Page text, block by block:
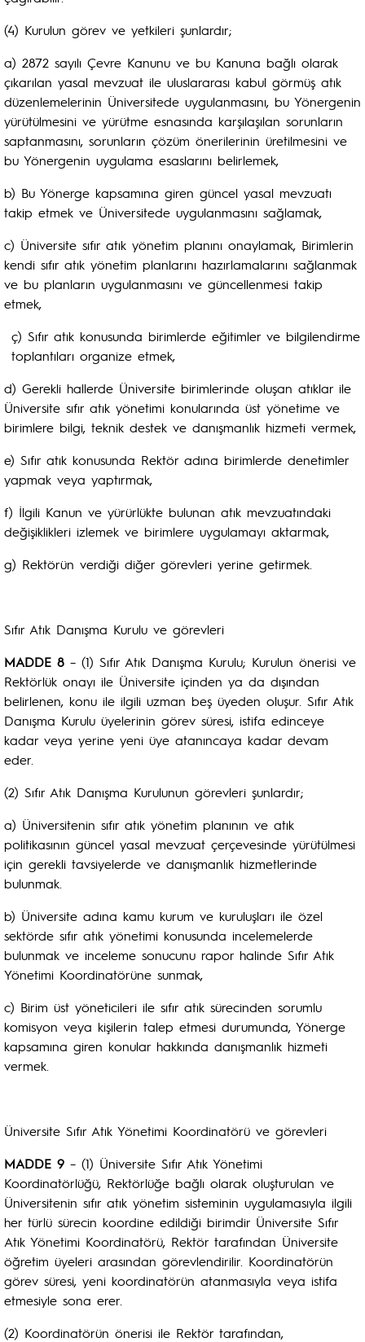
(4) Kurulun görev ve yetkileri şunlardır;
a) 2872 sayılı Çevre Kanunu ve bu Kanuna bağlı olarak
çıkarılan yasal mevzuat ile uluslararası kabul görmüş atık
düzenlemelerinin Üniversitede uygulanmasını, bu Yönergenin
yürütülmesini ve yürütme esnasında karşılaşılan sorunların
saptanmasını, sorunların çözüm önerilerinin üretilmesini ve
bu Yönergenin uygulama esaslarını belirlemek,
b) Bu Yönerge kapsamına giren güncel yasal mevzuatı
takip etmek ve Üniversitede uygulanmasını sağlamak,
c) Üniversite sıfır atık yönetim planını onaylamak, Birimlerin
kendi sıfır atık yönetim planlarını hazırlamalarını sağlanmak
ve bu planların uygulanmasını ve güncellenmesi takip
etmek,
ç) Sıfır atık konusunda birimlerde eğitimler ve bilgilendirme
toplantıları organize etmek,
d) Gerekli hallerde Üniversite birimlerinde oluşan atıklar ile
Üniversite sıfır atık yönetimi konularında üst yönetime ve
birimlere bilgi, teknik destek ve danışmanlık hizmeti vermek,
e) Sıfır atık konusunda Rektör adına birimlerde denetimler
yapmak veya yaptırmak,
f) İlgili Kanun ve yürürlükte bulunan atık mevzuatındaki
değişiklikleri izlemek ve birimlere uygulamayı aktarmak,
g) Rektörün verdiği diğer görevleri yerine getirmek.
Sıfır Atık Danışma Kurulu ve görevleri
MADDE 8 – (1) Sıfır Atık Danışma Kurulu; Kurulun önerisi ve
Rektörlük onayı ile Üniversite içinden ya da dışından
belirlenen, konu ile ilgili uzman beş üyeden oluşur. Sıfır Atık
Danışma Kurulu üyelerinin görev süresi, istifa edinceye
kadar veya yerine yeni üye atanıncaya kadar devam
eder.
(2) Sıfır Atık Danışma Kurulunun görevleri şunlardır;
a) Üniversitenin sıfır atık yönetim planının ve atık
politikasının güncel yasal mevzuat çerçevesinde yürütülmesi
için gerekli tavsiyelerde ve danışmanlık hizmetlerinde
bulunmak.
b) Üniversite adına kamu kurum ve kuruluşları ile özel
sektörde sıfır atık yönetimi konusunda incelemelerde
bulunmak ve inceleme sonucunu rapor halinde Sıfır Atık
Yönetimi Koordinatörüne sunmak,
c) Birim üst yöneticileri ile sıfır atık sürecinden sorumlu
komisyon veya kişilerin talep etmesi durumunda, Yönerge
kapsamına giren konular hakkında danışmanlık hizmeti
vermek.
Üniversite Sıfır Atık Yönetimi Koordinatörü ve görevleri
MADDE 9 – (1) Üniversite Sıfır Atık Yönetimi
Koordinatörlüğü, Rektörlüğe bağlı olarak oluşturulan ve
Üniversitenin sıfır atık yönetim sisteminin uygulamasıyla ilgili
her türlü sürecin koordine edildiği birimdir Üniversite Sıfır
Atık Yönetimi Koordinatörü, Rektör tarafından Üniversite
öğretim üyeleri arasından görevlendirilir. Koordinatörün
görev süresi, yeni koordinatörün atanmasıyla veya istifa
etmesiyle sona erer.
(2) Koordinatörün önerisi ile Rektör tarafından,